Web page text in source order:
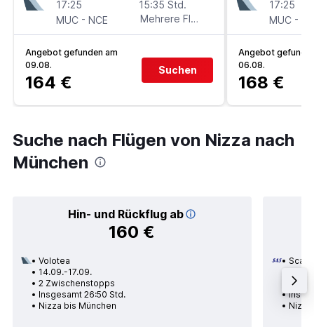
17:25
MUC - NCE
15:35 Std.
Mehrere Fluglinien
Angebot gefunden am
09.08.
164 €
Suchen
17:25
MUC -
Angebot
06.08.
168 €
Suche nach Flügen von Nizza nach
München
Hin- und Rückflug ab
160 €
Volotea
14.09.-17.09.
2 Zwischenstopps
Insgesamt 26:50 Std.
Nizza bis München
1